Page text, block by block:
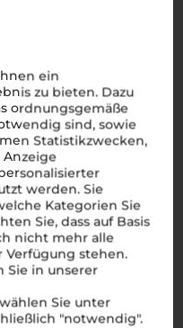
ein
zu bieten. Dazu
ordnungsgemäße
sind, sowie
Statistikzwecken,
werden. Sie
Kategorien Sie
Sie, dass auf Basis
nicht mehr alle
Verfügung stehen.
Sie in unserer
Sie unter
"notwendig".